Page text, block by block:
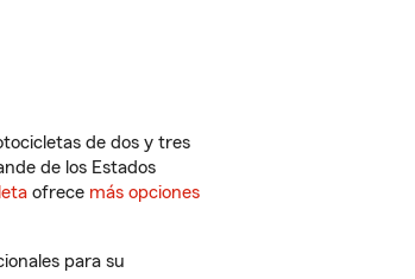
de dos y tres
de los Estados
ofrece más opciones
para su